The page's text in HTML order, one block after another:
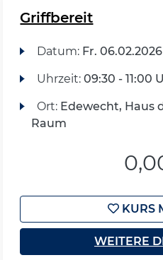
Griffbereit
Datum: Fr.
Uhrzeit: 09:30 - 11:00
Ort: Edewecht, Haus
Raum
KURS
WEITERE